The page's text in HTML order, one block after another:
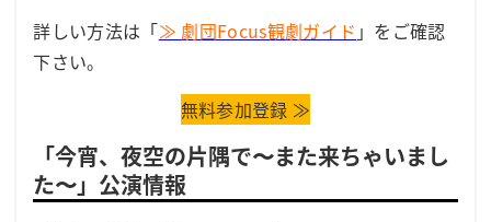
詳しい方法は「≫ 劇団Focus観劇ガイド 」をご確認
下さい。
無料参加登録 ≫
「今宵、夜空の片隅で〜また来ちゃいまし
た〜」公演情報